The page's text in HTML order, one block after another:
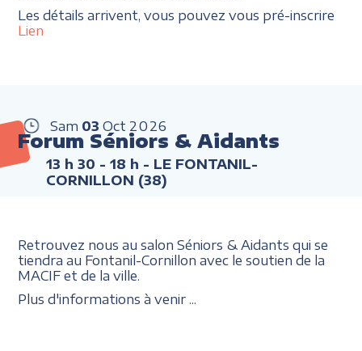
Les détails arrivent, vous pouvez vous pré-inscrire
Lien
Sam 03 Oct 2026
Forum Séniors & Aidants
13 h 30 - 18 h - LE FONTANIL-
CORNILLON (38)
Retrouvez nous au salon Séniors & Aidants qui se
tiendra au Fontanil-Cornillon avec le soutien de la
MACIF et de la ville.
Plus d'informations à venir ...